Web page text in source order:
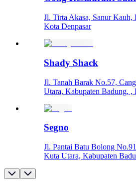
Jl. Tirta Akasa, Sanur Kauh,
Kota Denpasar
Shady Shack
Jl. Tanah Barak No.57,
Utara, Kabupaten Badung, ,
Segno
Jl. Pantai Batu Bolong
Kuta Utara, Kabupaten